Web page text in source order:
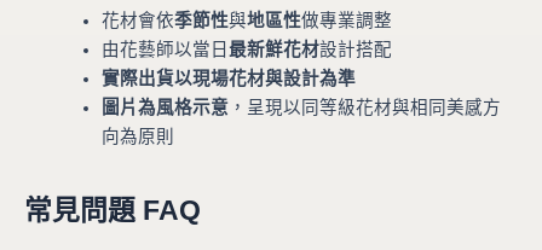
花材會依季節性與地區性做專業調整
由花藝師以當日 最新鮮花材設計搭配
實際出貨以現場花材與設計為準
圖片為風格示意，呈現以同等級花材與相同美感方
向為原則
常見問題 FAQ